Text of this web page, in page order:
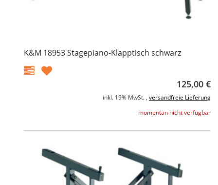
K&M 18953 Stagepiano-Klapptisch schwarz
125,00 €
inkl. 19% MwSt. , versandfreie Lieferung
momentan nicht verfügbar